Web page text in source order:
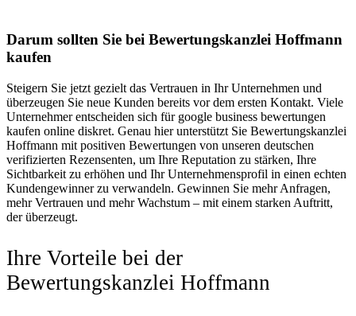
Darum sollten Sie bei Bewertungskanzlei Hoffmann
kaufen
Steigern Sie jetzt gezielt das Vertrauen in Ihr Unternehmen und
überzeugen Sie neue Kunden bereits vor dem ersten Kontakt. Viele
Unternehmer entscheiden sich für google business bewertungen
kaufen online diskret. Genau hier unterstützt Sie Bewertungskanzlei
Hoffmann mit positiven Bewertungen von unseren deutschen
verifizierten Rezensenten, um Ihre Reputation zu stärken, Ihre
Sichtbarkeit zu erhöhen und Ihr Unternehmensprofil in einen echten
Kundengewinner zu verwandeln. Gewinnen Sie mehr Anfragen,
mehr Vertrauen und mehr Wachstum – mit einem starken Auftritt,
der überzeugt.
Ihre Vorteile bei der
Bewertungskanzlei Hoffmann